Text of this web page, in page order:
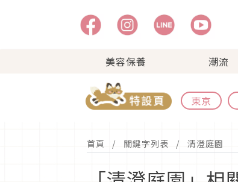
美容保養 潮流
東京
首頁 關鍵字列表 清澄庭園